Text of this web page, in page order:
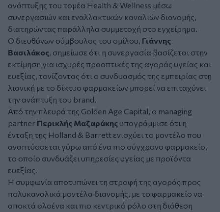
ανάπτυξης του τομέα Health & Wellness μέσω
συνεργασιών και εναλλακτικών καναλιών διανομής,
διατηρώντας παράλληλα συμμετοχή στο εγχείρημα.
Ο διευθύνων σύμβουλος του ομίλου, Γιάννης
Βασιλάκος, σημείωσε ότι η συνεργασία βασίζεται στην
εκτίμηση για ισχυρές προοπτικές της αγοράς υγείας και
ευεξίας, τονίζοντας ότι ο συνδυασμός της εμπειρίας στη
λιανική με το δίκτυο φαρμακείων μπορεί να επιταχύνει
την ανάπτυξη του brand.
Από την πλευρά της Golden Age Capital, ο managing
partner Περικλής Μαζαράκης υπογράμμισε ότι η
ένταξη της Holland & Barrett ενισχύει το μοντέλο που
αναπτύσσεται γύρω από ένα πιο σύγχρονο φαρμακείο,
το οποίο συνδυάζει υπηρεσίες υγείας με προϊόντα
ευεξίας.
Η συμφωνία αποτυπώνει τη στροφή της αγοράς προς
πολυκαναλικά μοντέλα διανομής, με το φαρμακείο να
αποκτά ολοένα και πιο κεντρικό ρόλο στη διάθεση